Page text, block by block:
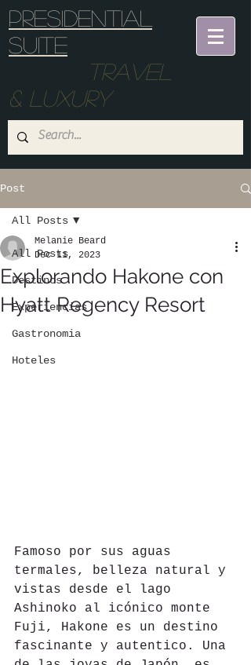
Presidential
suite
Travel
& Luxury
Post
All Posts
Destinos
Experiencias
Gastronomia
Hoteles
All Posts
Explorando Hakone con
Hyatt Regency Resort
Melanie Beard
Dec 11, 2023
Famoso por sus aguas
termales, belleza natural y
vistas desde el lago
Ashinoko al icónico monte
Fuji, Hakone es un destino
fascinante y autentico. Una